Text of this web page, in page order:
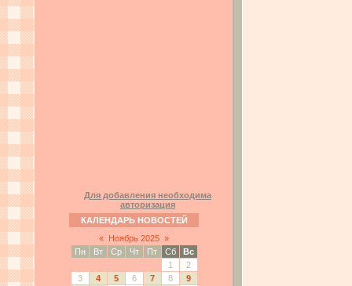
Для добавления необходима
авторизация
КАЛЕНДАРЬ НОВОСТЕЙ
«
Ноябрь 2025 »
Пн
Вт Ср Чт Пт Сб
Вс
1
2
3
4 5 6 7 8
9